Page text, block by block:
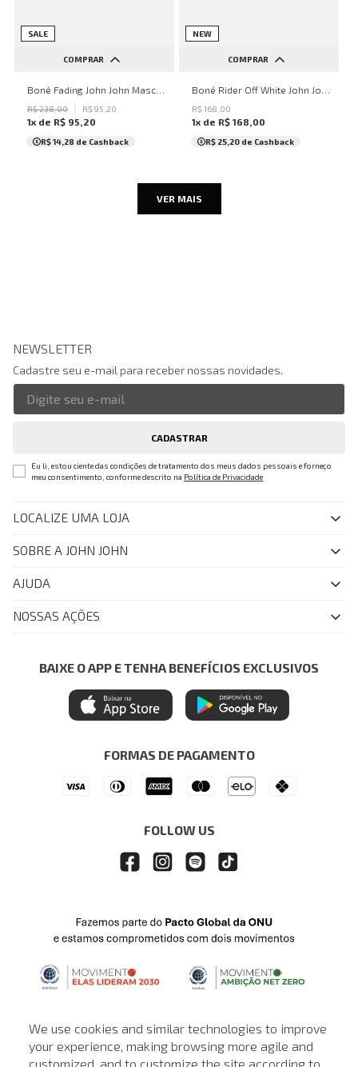
We use cookies and similar technologies to improve
your experience, making browsing more agile and
customized, and to customize the site according to
SALE
COMPRAR
UN
R$238,00 R$ 95,20
1x de R$ 95,20
R$ 14,28 de Cashback
NEW
COMPRAR
UN
R$ 168,00
1x de R$ 168,00
R$ 25,20 de Cashback
VER MAIS
NEWSLETTER
Cadastre seu e-mail para receber nossas novidades.
CADASTRAR
Eu li, estou ciente das condições de tratamento dos meus dados pessoais e forneço
meu consentimento, conforme descrito na Política de Privacidade
LOCALIZE UMA LOJA
SOBRE A JOHN JOHN
Quem Somos
John John Club
Painel de Privacidade
Central de Preferências
Ética e Sustentabilidade
AJUDA
FAQ
Regulamentos
Seja um Revendedor
NOSSAS AÇÕES
Azul Fidelidade
Mastercard
Itau Personnalite
BAIXE O APP E TENHA BENEFÍCIOS EXCLUSIVOS
FORMAS DE PAGAMENTO
FOLLOW US